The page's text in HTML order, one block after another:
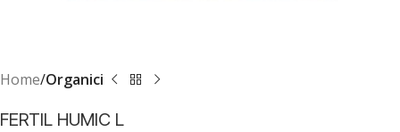
Home Organici
FERTIL HUMIC L